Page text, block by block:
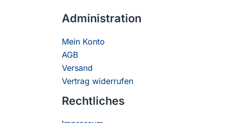
Administration
Mein Konto
AGB
Versand
Vertrag widerrufen
Rechtliches